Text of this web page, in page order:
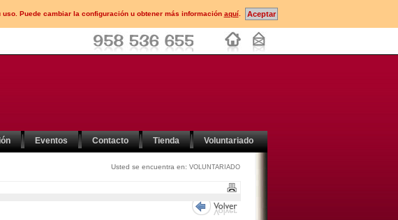
Puede cambiar la configuración u obtener más información aquí.
Eventos Contacto Tienda Voluntariado
Usted se encuentra en: VOLUNTARIADO